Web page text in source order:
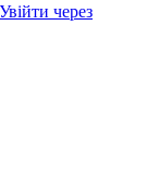
Увійти через